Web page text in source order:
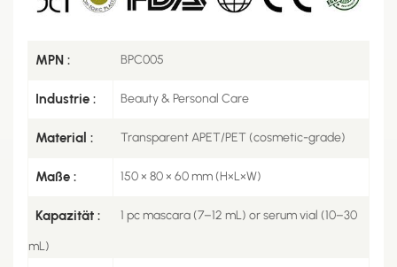
MPN : BPC005
Industrie : Beauty & Personal Care
Material : Transparent APET/PET (cosmetic-grade)
Maße : 150 × 80 × 60 mm (H×L×W)
Kapazität : 1 pc mascara (7–12 mL) or serum vial (10–30
mL)